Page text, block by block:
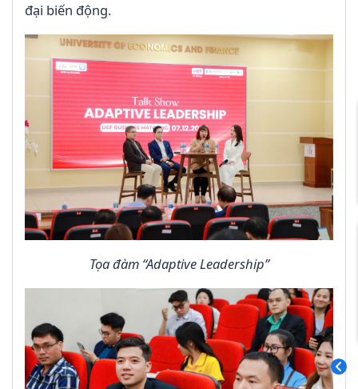
đại biến động.
Tọa đàm “Adaptive Leadership”